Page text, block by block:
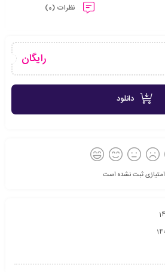
نظرات (0)
رایگان
دانلود
امتیازی ثبت نشده است